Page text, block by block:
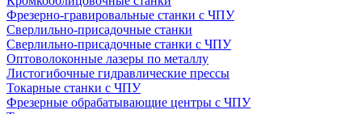
Фрезерно-гравировальные станки с ЧПУ
Сверлильно-присадочные станки
Сверлильно-присадочные станки с ЧПУ
Оптоволоконные лазеры по металлу
Листогибочные гидравлические прессы
Токарные станки с ЧПУ
Фрезерные обрабатывающие центры с ЧПУ